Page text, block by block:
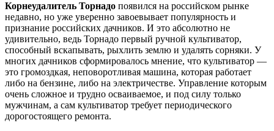
Корнеудалитель Торнадо появился на российском рынке
недавно, но уже уверенно завоевывает популярность и
признание российских дачников. И это абсолютно не
удивительно, ведь Торнадо первый ручной культиватор,
способный вскапывать, рыхлить землю и удалять сорняки. У
многих дачников сформировалось мнение, что культиватор —
это громоздкая, неповоротливая машина, которая работает
либо на бензине, либо на электричестве. Управление которым
очень сложное и трудно осваиваемое, и под силу только
мужчинам, а сам культиватор требует периодического
дорогостоящего ремонта.